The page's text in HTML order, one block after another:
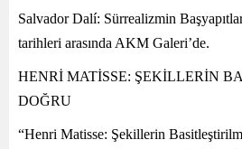
Salvador Dalí: Sürrealizmin
tarihleri arasında AKM Galeri’de.
HENRİ MATİSSE: ŞEKİLLERİN
DOĞRU
“Henri Matisse: Şekillerin